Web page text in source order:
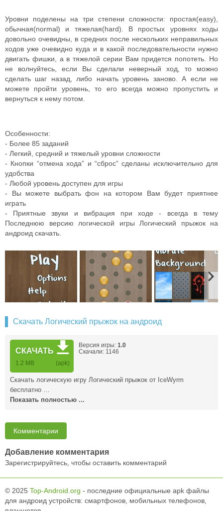
Уровни поделены на три степени сложности: простая(easy),
обычная(normal) и тяжелая(hard). В простых уровнях ходы
довольно очевидны, в средних после нескольких неправильных
ходов уже очевидно куда и в какой последовательности нужно
двигать фишки, а в тяжелой серии Вам придется попотеть. Но
не волнуйтесь, если Вы сделали неверный ход, то можно
сделать шаг назад, либо начать уровень заново. А если не
можете пройти уровень, то его всегда можно пропустить и
вернуться к нему потом.
Особенности:
- Более 85 заданий
- Легкий, средний и тяжелый уровни сложности
- Кнопки “отмена хода” и “сброс” сделаны исключительно для
удобства
- Любой уровень доступен для игры
- Вы можете выбрать фон на котором Вам будет приятнее
играть
- Приятные звуки и вибрация при ходе - всегда в тему
Последнюю версию логической игры Логический прыжок на
андроид скачать.
Скачать Логический прыжок на андроид
СКАЧАТЬ
1.2 MB (apk)
Версия игры: 1.0
Скачали: 1146
Скачать логическую игру Логический прыжок от IceWyrm
бесплатно …
Показать полностью ...
Комментарии
Добавление комментария
Зарегистрируйтесь, чтобы оставить комментарий
© 2025 Top-Android.org - последние официальные apk файлы
для андроид устройств: смартфонов, мобильных телефонов,